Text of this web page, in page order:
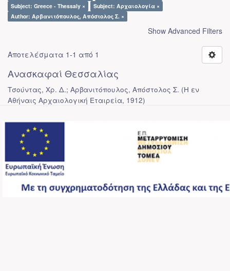
Subject: Greece - Thessaly ×
Subject: Αρχαιολογία ×
Author: Αρβανιτόπουλος, Απόστολος Σ. ×
Show Advanced Filters
Αποτελέσματα 1-1 από 1
Ανασκαφαί Θεσσαλίας
Τσούντας, Χρ. Δ.; Αρβανιτόπουλος, Απόστολος Σ. (Η εν
Αθήναις Αρχαιολογική Εταιρεία, 1912)